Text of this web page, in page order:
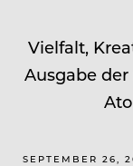
Vielfalt,
Ausgabe
SEPTEMBER 26,